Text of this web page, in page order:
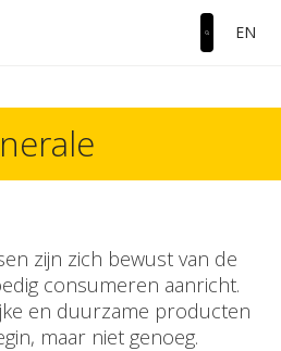
EN
zijn zich bewust van de
consumeren aanricht.
en duurzame producten
maar niet genoeg.